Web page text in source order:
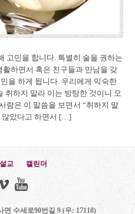
고민을 합니다. 특별히 술을 권하는
하면서 혹은 친구들과 만남을 갖
을 하게 됩니다. 우리에게 익숙한
취하지 말라 이는 방탕한 것이니 오
람은 이 말씀을 보면서 “취하지 말
않았다고 하면서 […]
설교 캘린더
면 수세로90번길 9 (우: 17118)